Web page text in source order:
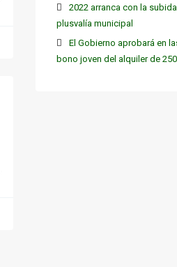
2022 arranca con la
plusvalía municipal
El Gobierno aprobará en
bono joven del alquiler de